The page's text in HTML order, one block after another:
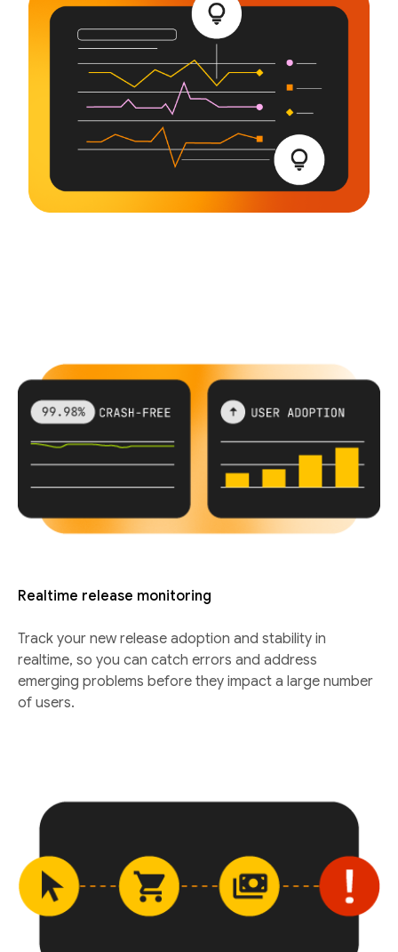
Realtime release monitoring
Track your new release adoption and stability in
realtime, so you can catch errors and address
emerging problems before they impact a large number
of users.